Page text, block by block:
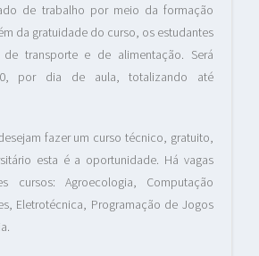
de trabalho por meio da formação
da gratuidade do curso, os estudantes
de transporte e de alimentação. Será
por dia de aula, totalizando até
fazer um curso técnico, gratuito,
esta é a oportunidade. Há vagas
cursos: Agroecologia, Computação
Eletrotécnica, Programação de Jogos